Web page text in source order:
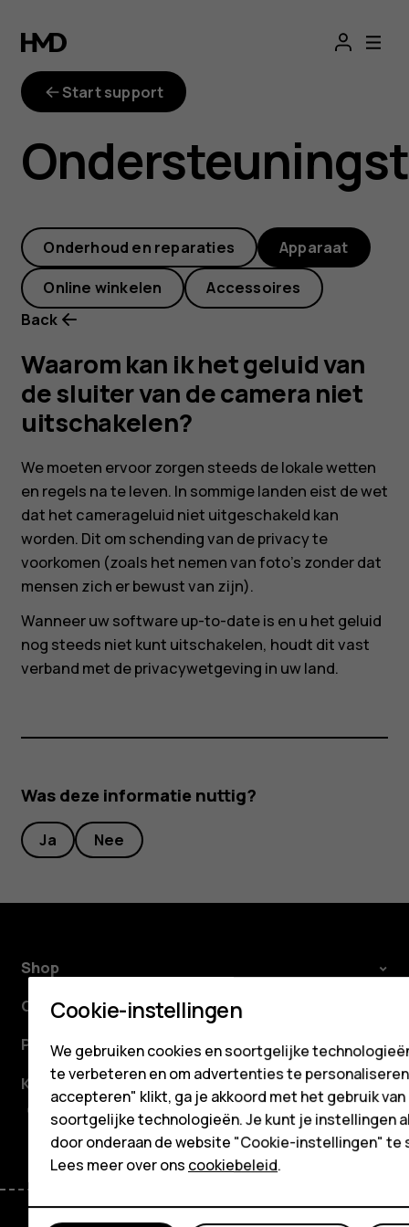
Waarom
kan
ik
het
geluid
van
de
sluiter
van
de
camera
niet
uitschakelen?
Smartphones
Feature phones
HMD Terra M
Voor bedrijven
Tablets
Shop
Mijn account
Start support
Onderhoud en reparaties Apparaat
Online winkelen
Accessoires
Back
Waarom kan ik het geluid van
de sluiter van de camera niet
uitschakelen?
We moeten ervoor zorgen steeds de lokale wetten
en regels na te leven. In sommige landen eist de wet
dat het camerageluid niet uitgeschakeld kan
worden. Dit om schending van de privacy te
voorkomen (zoals het nemen van foto’s zonder dat
mensen zich er bewust van zijn).
Wanneer uw software up-to-date is en u het geluid
nog steeds niet kunt uitschakelen, houdt dit vast
verband met de privacywetgeving in uw land.
Was deze informatie nuttig?
Ja Nee
Shop
Over ons
Planet and people
Klantenservice
FacebookInstagram
TiktokYoutubeLinkedinDiscord
Cookie-instellingen
We gebruiken cookies en soortgelijke
te verbeteren en om advertenties te
accepteren" klikt, ga je akkoord met het gebruik
soortgelijke technologieën. Je kunt je instellingen
door onderaan de website "Cookie-instellingen" te
Lees meer over ons cookiebeleid.